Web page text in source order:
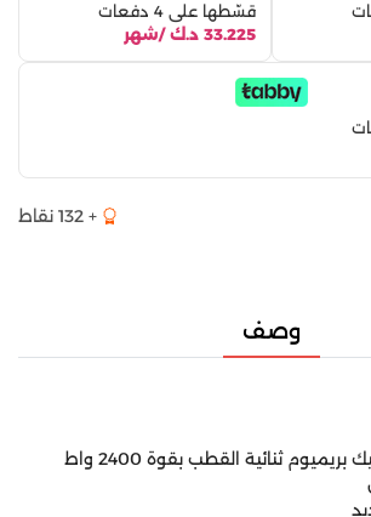
قسّطها على 4 دفعات
33.225 د.ك /شهر
+ 132 نقاط
وصف
بريميوم ثنائية القطب بقوة 2400 واط